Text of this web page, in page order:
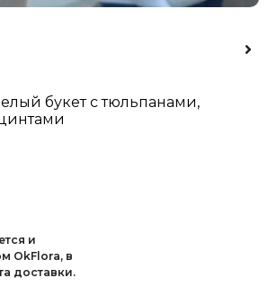
букет с тюльпанами,
и
OkFlora, в
доставки.